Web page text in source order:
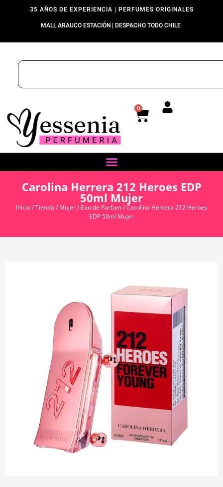
35 AÑOS DE EXPERIENCIA | PERFUMES ORIGINALES
MALL ARAUCO ESTACIÓN | DESPACHO TODO CHILE
0
Carolina Herrera 212 Heroes EDP
50ml Mujer
Inicio/Tienda / Mujer/ Eau de Parfum/ Carolina Herrera 212 Heroes
EDP 50ml Mujer